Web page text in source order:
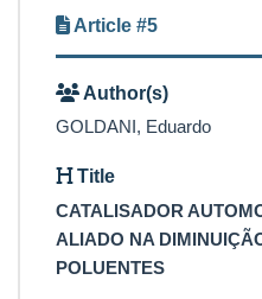
Article #5
Author(s)
GOLDANI, Eduardo
Title
CATALISADOR
ALIADO NA
POLUENTES